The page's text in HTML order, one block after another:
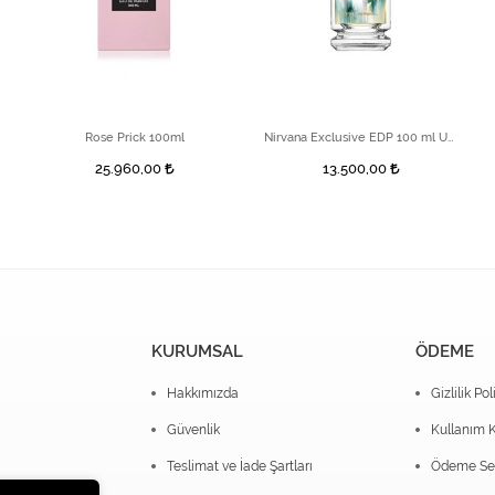
Rose Prick 100ml
25.960,00 13.500,00
KURUMSAL
Hakkımızda
Güvenlik
Teslimat ve İade Şartları
ÖDEME
Gizlilik
Kullanım
Ödeme